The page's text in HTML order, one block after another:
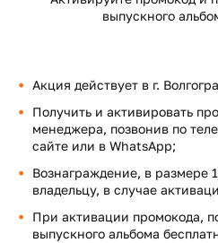
выпускного
Акция действует в г.
Получить и активировать
менеджера, позвонив по
сайте или в WhatsApp;
Вознаграждение, в размере
владельцу, в случае
При активации промокода,
выпускного альбома